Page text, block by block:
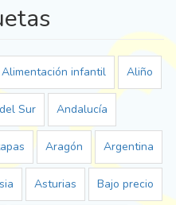
Alimentación infantil Aliño
Sur Andalucía
Aragón Argentina
Asturias Bajo precio